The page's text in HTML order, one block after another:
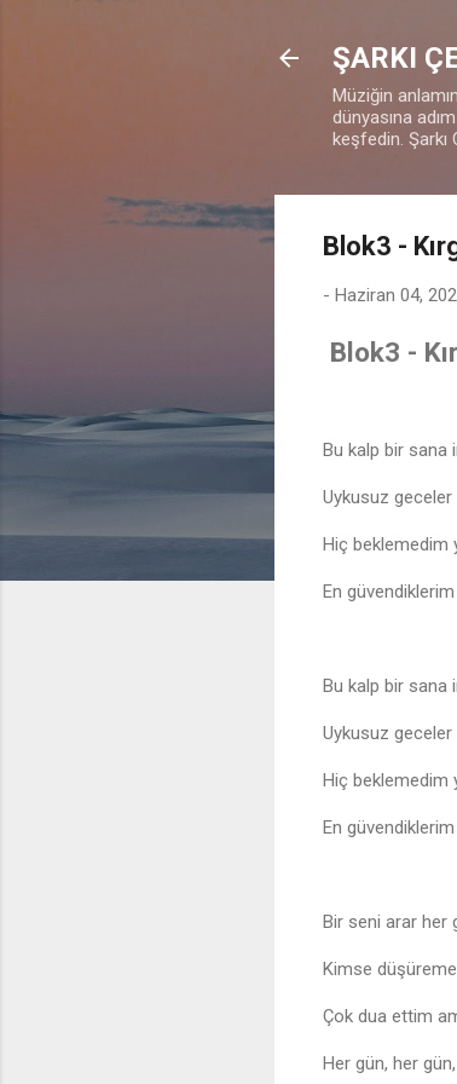
ŞARKI
Müziğin
dünyasına
keşfedin. Şarkı
Blok3 -
- Haziran 04,
Blok3 -
Bu kalp bir sana
Uykusuz
Hiç beklemedim
En
Bu kalp bir sana
Uykusuz
Hiç beklemedim
En
Bir seni arar her
Kimse
Çok dua ettim
Her gün, her